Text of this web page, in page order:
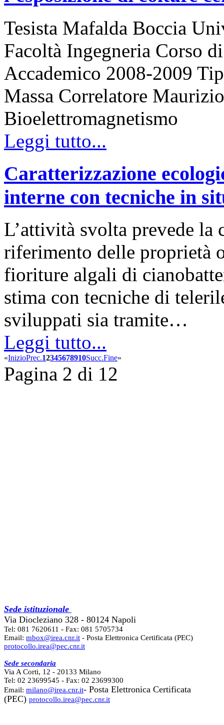
Tesista Mafalda Boccia
Facoltà Ingegneria Corso
Accademico 2008-2009
Massa Correlatore
Bioelettromagnetismo
Leggi tutto...
Caratterizzazione
interne con tecniche in
L’attività svolta prevede la
riferimento delle proprietà
fioriture algali di
stima con tecniche di
sviluppati sia tramite…
Leggi tutto...
«InizioPrec.12345678910Succ.Fine»
Pagina 2 di 12
Sede istituzionale
Via Diocleziano 328 - 80124 Napoli
Tel: 081 7620611 - Fax: 081 5705734
Email: mbox@irea.cnr.it - Posta Elettronica Certificata (PEC)
protocollo.irea@pec.cnr.it
Sede secondaria
Via A Corti, 12 - 20133 Milano
Tel: 02 23699545 - Fax: 02 23699300
Email: milano@irea.cnr.it- Posta Elettronica Certificata
(PEC) protocollo.irea@pec.cnr.it